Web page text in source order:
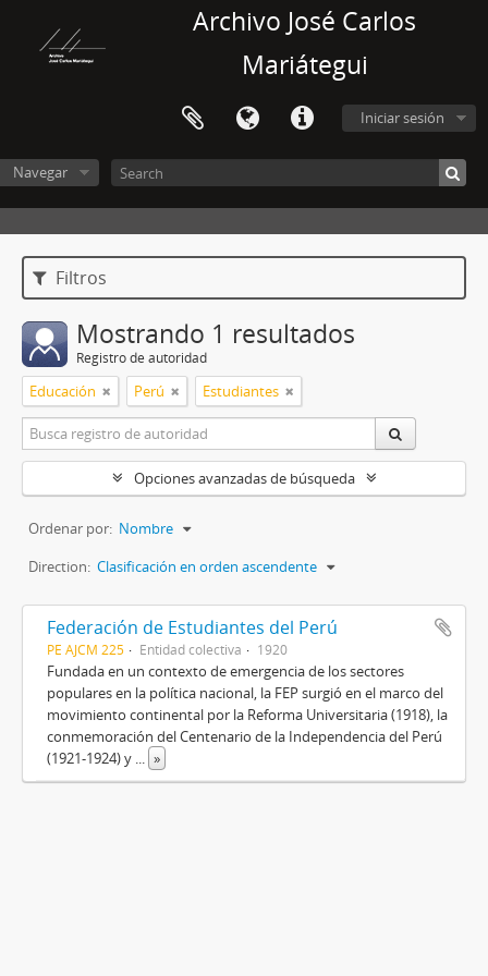
Archivo José Carlos
Mariátegui
Iniciar sesión
Navegar
Filtros
Mostrando 1 resultados
Registro de autoridad
Educación Perú Estudiantes
Opciones avanzadas de búsqueda
Ordenar por: Nombre
Direction: Clasificación en orden ascendente
Federación de Estudiantes del Perú
PE AJCM 225 Entidad colectiva 1920
Fundada en un contexto de emergencia de los sectores
populares en la política nacional, la FEP surgió en el marco del
movimiento continental por la Reforma Universitaria (1918), la
conmemoración del Centenario de la Independencia del Perú
(1921-1924) y ... »